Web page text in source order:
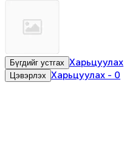
Бүгдийг устгах Харьцуулах
Цэвэрлэх Харьцуулах - 0